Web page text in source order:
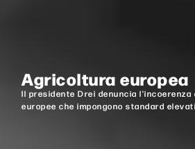
Agricoltura europea
Il presidente Drei denuncia l'incoerenza
europee che impongono standard